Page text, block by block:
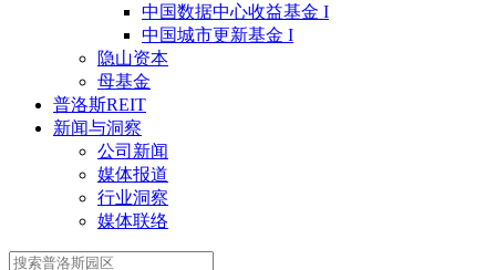
中国数据中心收益基金 I
中国城市更新基金 I
隐山资本
母基金
普洛斯REIT
新闻与洞察
公司新闻
媒体报道
行业洞察
媒体联络